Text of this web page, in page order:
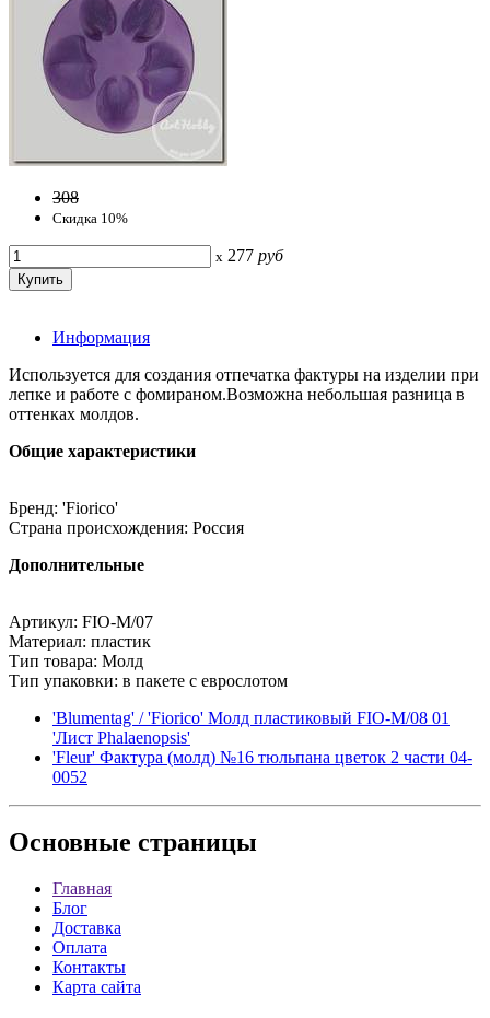
308
Скидка 10%
x 277 руб
Информация
Используется для создания отпечатка фактуры на изделии при
лепке и работе с фомираном.Возможна небольшая разница в
оттенках молдов.
Общие характеристики
Бренд: 'Fiorico'
Страна происхождения: Россия
Дополнительные
Артикул: FIO-M/07
Материал: пластик
Тип товара: Молд
Тип упаковки: в пакете с еврослотом
'Blumentag' / 'Fiorico' Молд пластиковый FIO-M/08 01
'Лист Phalaenopsis'
'Fleur' Фактура (молд) №16 тюльпана цветок 2 части 04-
0052
Основные страницы
Главная
Блог
Доставка
Оплата
Контакты
Карта сайта